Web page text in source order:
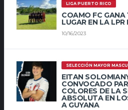
LIGA PUERTO RICO
COAMO FC GANA
LUGAR EN LA LPR
10/16/2023
SELECCIÓN MAYOR
EITAN
CONVOCADO
COLORES DE LA
ABSOLUTA EN
A GUYANA